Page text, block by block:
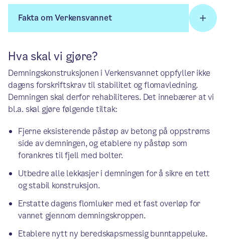
Fakta om Verkensvannet
Hva skal vi gjøre?
Demningskonstruksjonen i Verkensvannet oppfyller ikke
dagens forskriftskrav til stabilitet og flomavledning.
Demningen skal derfor rehabiliteres. Det innebærer at vi
bl.a. skal gjøre følgende tiltak:
Fjerne eksisterende påstøp av betong på oppstrøms
side av demningen, og etablere ny påstøp som
forankres til fjell med bolter.
Utbedre alle lekkasjer i demningen for å sikre en tett
og stabil konstruksjon.
Erstatte dagens flomluker med et fast overløp for
vannet gjennom demningskroppen.
Etablere nytt ny beredskapsmessig bunntappeluke.